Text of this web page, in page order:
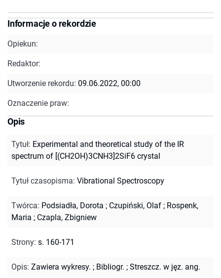
Informacje o rekordzie
Opiekun:
Redaktor:
Utworzenie rekordu: 09.06.2022, 00:00
Oznaczenie praw:
Opis
Tytuł: Experimental and theoretical study of the IR
spectrum of [(CH2OH)3CNH3]2SiF6 crystal
Tytuł czasopisma: Vibrational Spectroscopy
Twórca: Podsiadła, Dorota ; Czupiński, Olaf ; Rospenk,
Maria ; Czapla, Zbigniew
Strony: s. 160-171
Opis: Zawiera wykresy. ; Bibliogr. ; Streszcz. w jęz. ang.